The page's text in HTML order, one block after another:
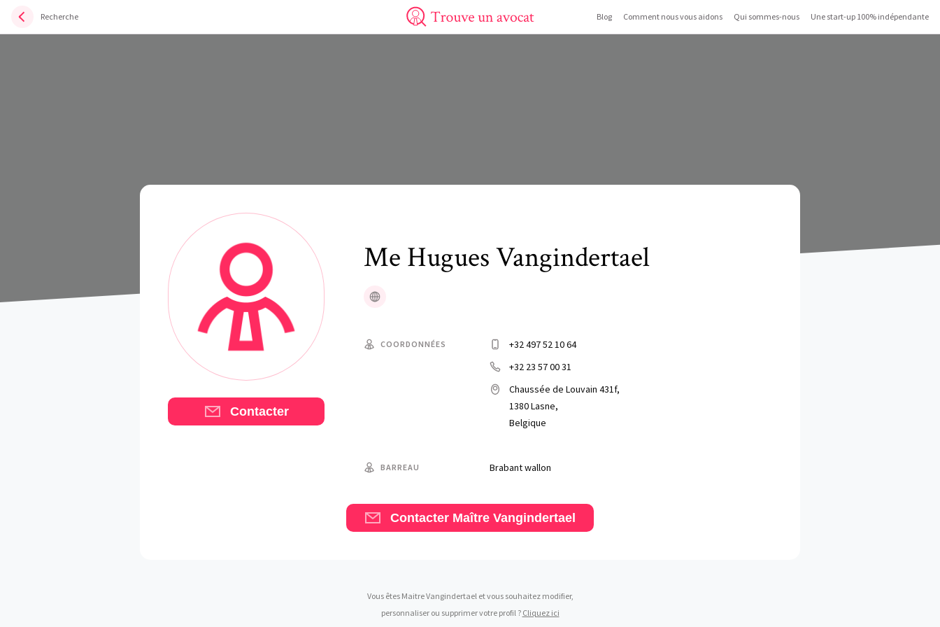
Recherche
Trouve un avocat
Blog Comment nous vous aidons Qui sommes-nous Une start-up 100% indépendante
Me HuguesVangindertael
Site web
COORDONNÉES
+32 497 52 10 64
+32 23 57 00 31
Chaussée de Louvain 431f,
1380 Lasne,
Belgique
BARREAU Brabant wallon
Contacter
Contacter Maître Vangindertael
Vous êtes Maitre Vangindertael et vous souhaitez modifier,
personnaliser ou supprimer votre profil ? Cliquez ici